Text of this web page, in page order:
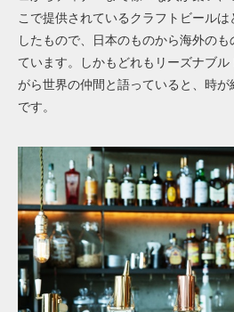
こで提供されているクラフトビール
したもので、日本のものから海外の
ています。しかもどれもリーズナブ
がら世界の仲間と語っていると、時が
です。